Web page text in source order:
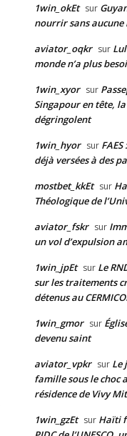
1win_okEt sur
nourrir sans
aviator_oqkr sur
monde n’a plus
1win_xyor sur
Singapour en tête,
dégringolent
1win_hyor sur
déjà versées à des
mostbet_kkEt sur
Théologique de
aviator_fskr sur
un vol d’expulsion
1win_jpEt sur Le
sur les traitements
détenus au
1win_gmor sur
devenu saint
aviator_vpkr sur Le
famille sous le choc
résidence de Vivy
1win_gzEt sur Haïti